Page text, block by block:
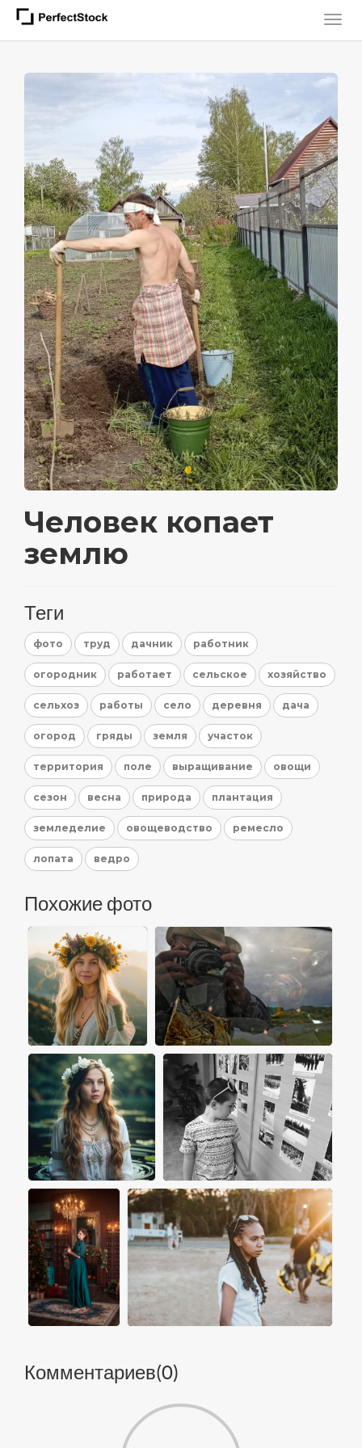
Человек копает
землю
Теги
фото труд дачник работник
огородник работает сельское хозяйство
сельхоз работы село деревня дача
огород гряды земля участок
территория поле выращивание овощи
сезон весна природа плантация
земледелие овощеводство ремесло
лопата ведро
Похожие фото
Комментариев(0)